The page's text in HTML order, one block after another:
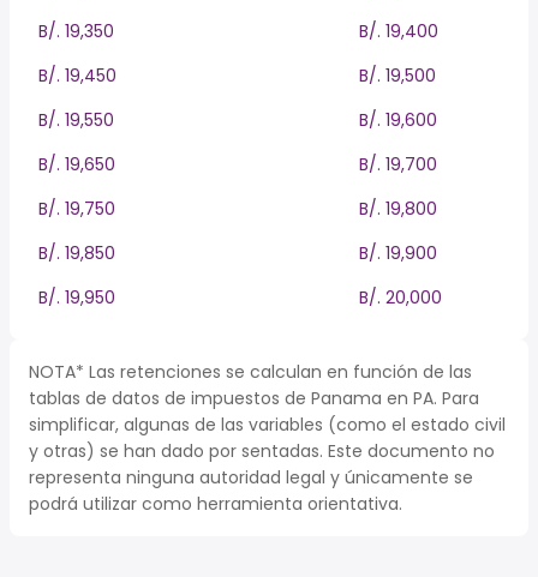
B/. 19,350
B/. 19,400
B/. 19,450
B/. 19,500
B/. 19,550
B/. 19,600
B/. 19,650
B/. 19,700
B/. 19,750
B/. 19,800
B/. 19,850
B/. 19,900
B/. 19,950
B/. 20,000
NOTA* Las retenciones se calculan en función de las
tablas de datos de impuestos de Panama en PA. Para
simplificar, algunas de las variables (como el estado civil
y otras) se han dado por sentadas. Este documento no
representa ninguna autoridad legal y únicamente se
podrá utilizar como herramienta orientativa.